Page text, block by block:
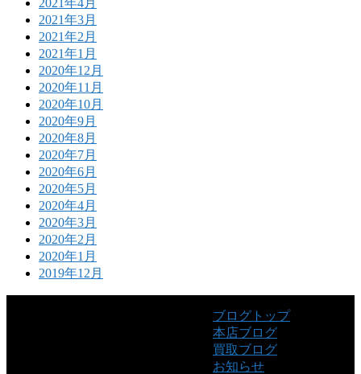
2021年3月
2021年2月
2021年1月
2020年12月
2020年11月
2020年10月
2020年9月
2020年8月
2020年7月
2020年6月
2020年5月
2020年4月
2020年3月
2020年2月
2020年1月
2019年12月
ブログトップ
本店ブログ
買取ブログ
お知らせ